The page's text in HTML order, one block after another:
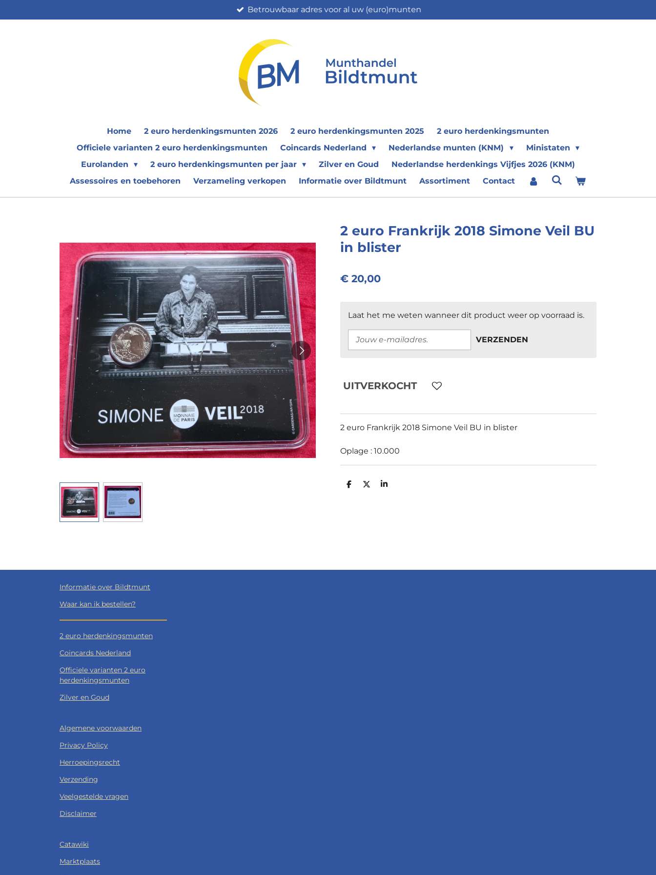
direct
Betrouwbaar adres voor al uw (euro)munten
Home 2 euro herdenkingsmunten 2026 2 euro herdenkingsmunten 2025
2 euro herdenkingsmunten
Officiele varianten 2 euro herdenkingsmunten
Coincards Nederland Nederlandse munten (KNM)
Ministaten
Eurolanden
2 euro herdenkingsmunten per jaar Zilver en Goud
Nederlandse herdenkings Vijfjes 2026 (KNM)
Assessoires en toebehoren
Verzameling verkopen Informatie over Bildtmunt Assortiment Contact
2 euro Frankrijk 2018 Simone Veil BU
in blister
€ 20,00
Laat het me weten wanneer dit product weer op voorraad is.
VERZENDEN
UITVERKOCHT
2 euro Frankrijk 2018 Simone Veil BU in blister
Oplage : 10.000
D
D
S
Informatie over Bildtmunt
Waar kan ik bestellen?
2 euro herdenkingsmunten
Coincards Nederland
Officiele varianten 2 euro
herdenkingsmunten
Zilver en Goud
Algemene voorwaarden
Privacy Policy
Herroepingsrecht
Verzending
Veelgestelde vragen
Disclaimer
Catawiki
Marktplaats